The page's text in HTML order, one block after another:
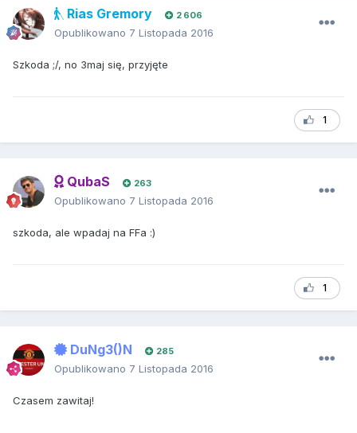
Rias Gremory 2 606
Opublikowano 7 Listopada 2016
Szkoda ;/, no 3maj się, przyjęte
1
QubaS 263
Opublikowano 7 Listopada 2016
szkoda, ale wpadaj na FFa :)
1
DuNg3()N 285
Opublikowano 7 Listopada 2016
Czasem zawitaj!